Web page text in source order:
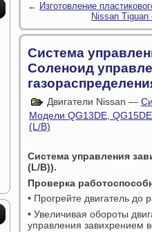
← Изготовление
Nissan
Система
Соленоид
Двигатели Nissan —
Модели QG13DE,
(L/B)
Система управления
(L/B)).
Проверка
• Прогрейте двигатель до
• Увеличивая обороты
управления завихрением